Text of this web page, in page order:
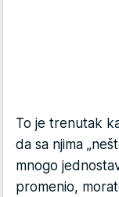
To je trenutak
da sa njima
mnogo
promenio,